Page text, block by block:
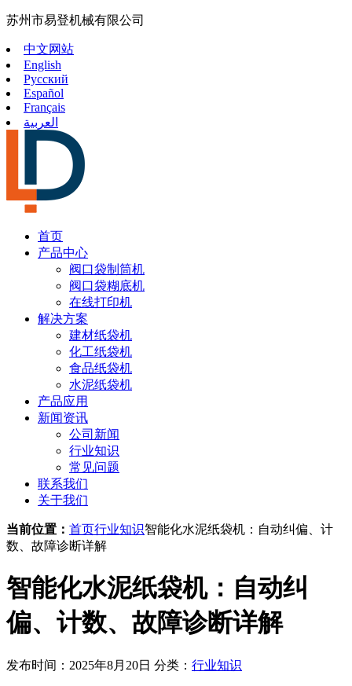
苏州市易登机械有限公司
中文网站
English
Русский
Español
Français
العربية
首页
产品中心
阀口袋制筒机
阀口袋糊底机
在线打印机
解决方案
建材纸袋机
化工纸袋机
食品纸袋机
水泥纸袋机
产品应用
新闻资讯
公司新闻
行业知识
常见问题
联系我们
关于我们
当前位置： 首页行业知识智能化水泥纸袋机：自动纠偏、计
数、故障诊断详解
智能化水泥纸袋机：自动纠
偏、计数、故障诊断详解
发布时间：2025年8月20日 分类： 行业知识